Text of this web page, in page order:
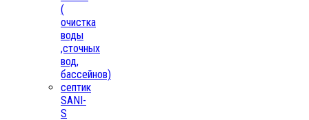
(
очистка
воды
,сточных
вод,
бассейнов)
септик
SANI-
S